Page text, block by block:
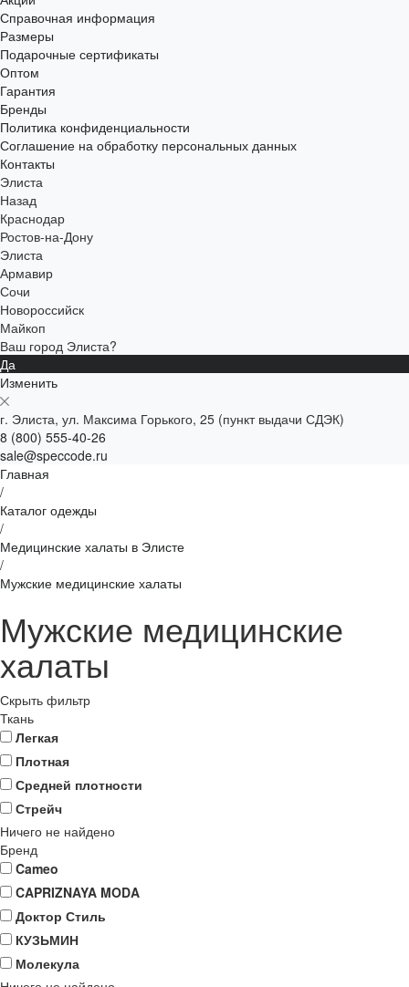
Справочная информация
Размеры
Подарочные сертификаты
Оптом
Гарантия
Бренды
Политика конфиденциальности
Соглашение на обработку персональных данных
Контакты
Элиста
Назад
Краснодар
Ростов-на-Дону
Элиста
Армавир
Сочи
Новороссийск
Майкоп
Ваш город Элиста?
Да
Изменить
г. Элиста, ул. Максима Горького, 25 (пункт выдачи СДЭК)
8 (800) 555-40-26
sale@speccode.ru
Главная
/
Каталог одежды
/
Медицинские халаты в Элисте
/
Мужские медицинские халаты
Мужские медицинские
халаты
Скрыть фильтр
Ткань
Легкая
Плотная
Средней плотности
Стрейч
Ничего не найдено
Бренд
Cameo
CAPRIZNAYA MODA
Доктор Стиль
КУЗЬМИН
Молекула